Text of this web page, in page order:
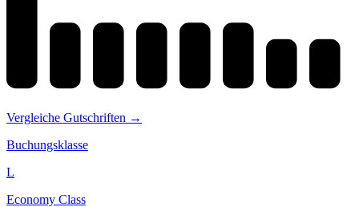
Vergleiche Gutschriften →
Buchungsklasse
L
Economy Class